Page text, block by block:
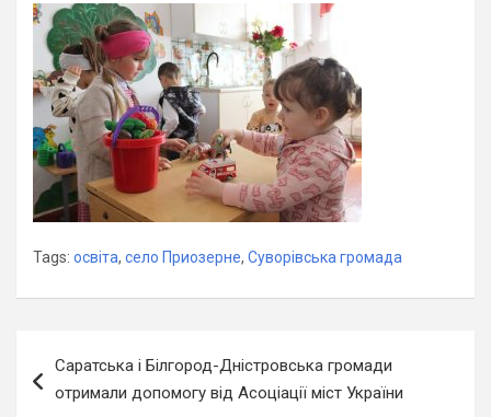
Tags: освіта, село Приозерне, Суворівська громада
записів
Саратська і Білгород-Дністровська громади
отримали допомогу від Асоціації міст України